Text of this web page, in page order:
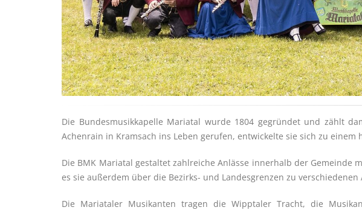
Die Bundesmusikkapelle Mariatal wurde 1804 gegründet und zählt
Achenrain in Kramsach ins Leben gerufen, entwickelte sie sich zu
Die BMK Mariatal gestaltet zahlreiche Anlässe innerhalb der Gemeinde
es sie außerdem über die Bezirks- und Landesgrenzen zu
Die Mariataler Musikanten tragen die Wipptaler Tracht, die